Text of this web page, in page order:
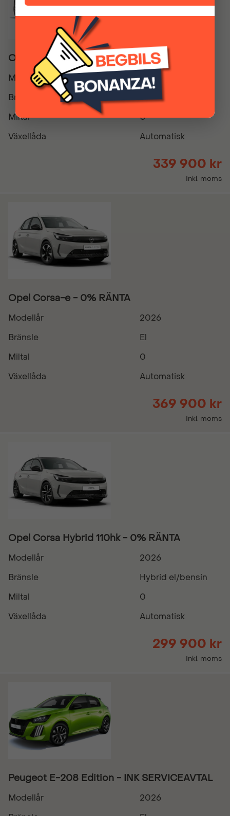
Opel Mokka Hybrid 145hk Aut - 0% RÄNTA!
Modellår
2026
Bränsle
Hybrid el/bensin
Miltal
0
Växellåda
Automatisk
339 900 kr
Inkl. moms
Opel Corsa-e - 0% RÄNTA
Modellår
2026
Bränsle
El
Miltal
0
Växellåda
Automatisk
369 900 kr
Inkl. moms
Opel Corsa Hybrid 110hk - 0% RÄNTA
Modellår
2026
Bränsle
Hybrid el/bensin
Miltal
0
Växellåda
Automatisk
299 900 kr
Inkl. moms
Peugeot E-208 Edition - INK SERVICEAVTAL
Modellår
2026